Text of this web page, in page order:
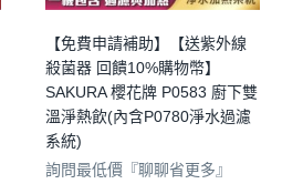
【免費申請補助】【送紫外線
殺菌器 回饋10%購物幣】
SAKURA 櫻花牌 P0583 廚下雙
溫淨熱飲(內含P0780淨水過濾
系統)
詢問最低價『聊聊省更多』